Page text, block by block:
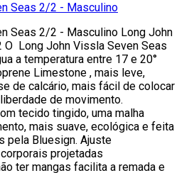
Seas 2/2 - Masculino
Seas 2/2 - Masculino Long John
Long John Vissla Seven Seas
a temperatura entre 17 e 20°
Limestone , mais leve,
de calcário, mais fácil de colocar
de movimento.
tecido tingido, uma malha
mais suave, ecológica e feita
pela Bluesign. Ajuste
projetadas
ter mangas facilita a remada e